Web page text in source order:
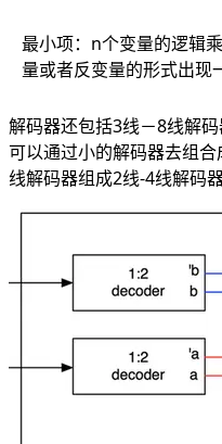
最小项：n个变量的逻辑
量或者反变量的形式出现
解码器还包括3线－8线解
可以通过小的解码器去组
线解码器组成2线-4线解码器